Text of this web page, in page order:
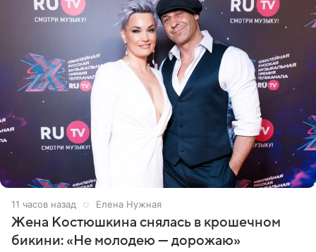
11 часов назад Елена Нужная
Жена Костюшкина снялась в крошечном
бикини: «Не молодею — дорожаю»